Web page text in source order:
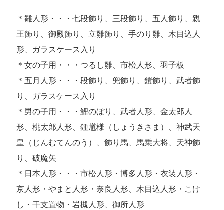
＊雛人形・・・七段飾り、三段飾り、五人飾り、親
王飾り、御殿飾り、立雛飾り、手のり雛、木目込人
形、ガラスケース入り
＊女の子用・・・つるし雛、市松人形、羽子板
＊五月人形・・・段飾り、兜飾り、鎧飾り、武者飾
り、ガラスケース入り
＊男の子用・・・鯉のぼり、武者人形、金太郎人
形、桃太郎人形、鍾馗様（しょうきさま）、神武天
皇（じんむてんのう）、飾り馬、馬乗大将、天神飾
り、破魔矢
＊日本人形・・・市松人形・博多人形・衣装人形・
京人形・やまと人形・奈良人形、木目込人形・こけ
し・干支置物・岩槻人形、御所人形